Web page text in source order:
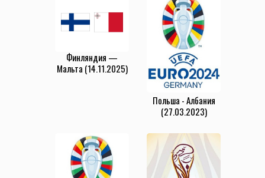
Финляндия —
Мальта (14.11.2025)
Польша - Албания
(27.03.2023)